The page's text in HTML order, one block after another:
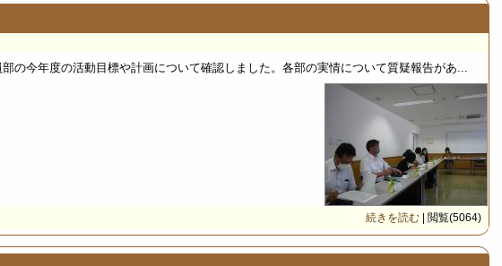
今年度の活動目標や計画について確認しました。各部の実情について質疑報告があ...
続きを読む | 閲覧(5064)